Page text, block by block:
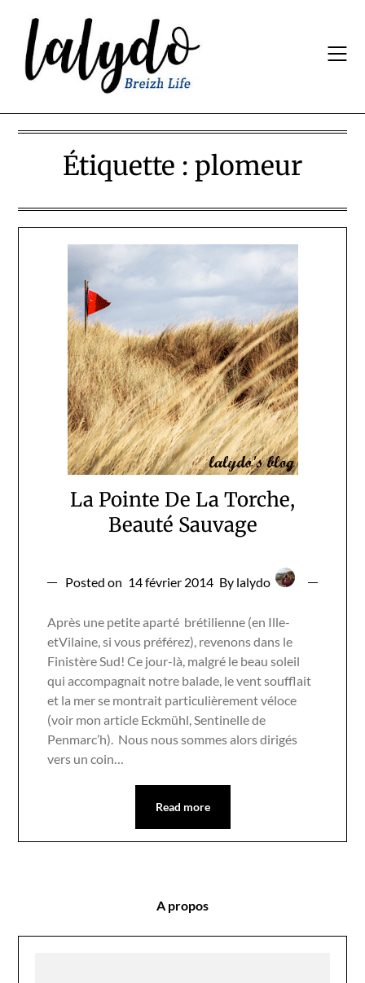
content
Étiquette : plomeur
La Pointe De La Torche,
Beauté Sauvage
Posted on 14 février 2014 By lalydo
Après une petite aparté brétilienne (en Ille-
etVilaine, si vous préférez), revenons dans le
Finistère Sud! Ce jour-là, malgré le beau soleil
qui accompagnait notre balade, le vent soufflait
et la mer se montrait particulièrement véloce
(voir mon article Eckmühl, Sentinelle de
Penmarc’h). Nous nous sommes alors dirigés
vers un coin…
Read more
A propos